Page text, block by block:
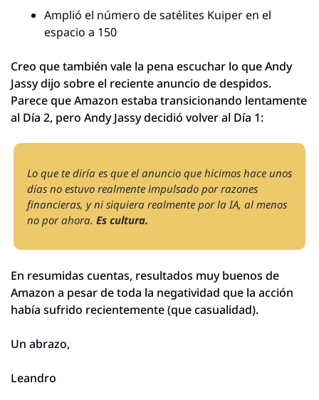
Amplió el número de satélites Kuiper en el
espacio a 150
Creo que también vale la pena escuchar lo que Andy
Jassy dijo sobre el reciente anuncio de despidos.
Parece que Amazon estaba transicionando lentamente
al Día 2, pero Andy Jassy decidió volver al Día 1:
Lo que te diría es que el anuncio que hicimos hace unos
días no estuvo realmente impulsado por razones
financieras, y ni siquiera realmente por la IA, al menos
no por ahora. Es cultura.
En resumidas cuentas, resultados muy buenos de
Amazon a pesar de toda la negatividad que la acción
había sufrido recientemente (que casualidad).
Un abrazo,
Leandro